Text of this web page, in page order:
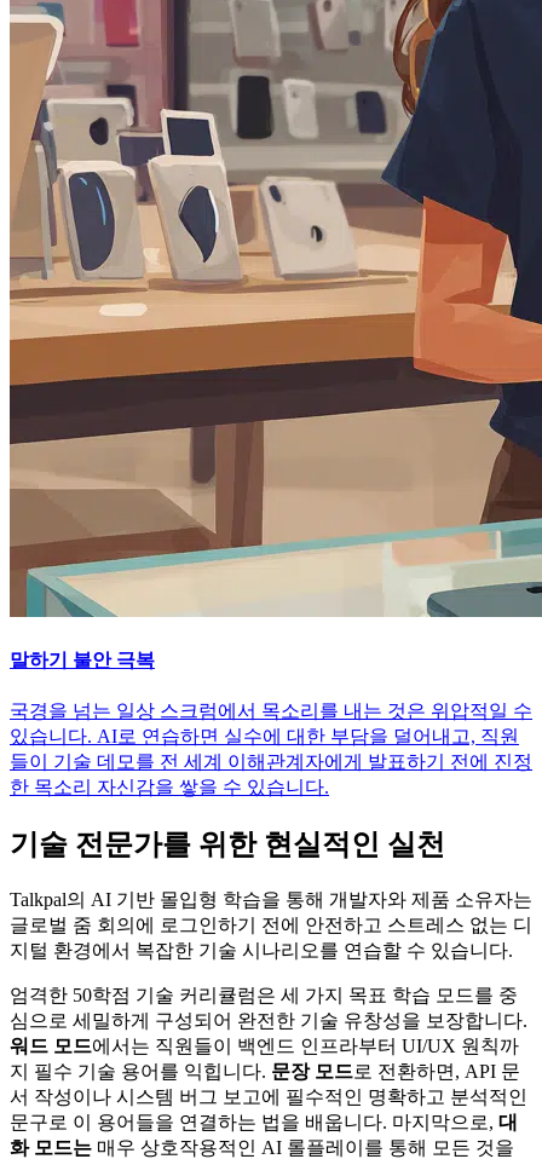
말하기 불안 극복
국경을 넘는 일상 스크럼에서 목소리를 내는 것은 위압적일 수
있습니다. AI로 연습하면 실수에 대한 부담을 덜어내고, 직원
들이 기술 데모를 전 세계 이해관계자에게 발표하기 전에 진정
한 목소리 자신감을 쌓을 수 있습니다.
기술 전문가를 위한 현실적인 실천
Talkpal의 AI 기반 몰입형 학습을 통해 개발자와 제품 소유자는
글로벌 줌 회의에 로그인하기 전에 안전하고 스트레스 없는 디
지털 환경에서 복잡한 기술 시나리오를 연습할 수 있습니다.
엄격한 50학점 기술 커리큘럼은 세 가지 목표 학습 모드를 중
심으로 세밀하게 구성되어 완전한 기술 유창성을 보장합니다.
워드 모드에서는 직원들이 백엔드 인프라부터 UI/UX 원칙까
지 필수 기술 용어를 익힙니다. 문장 모드로 전환하면, API 문
서 작성이나 시스템 버그 보고에 필수적인 명확하고 분석적인
문구로 이 용어들을 연결하는 법을 배웁니다. 마지막으로, 대
화 모드는 매우 상호작용적인 AI 롤플레이를 통해 모든 것을